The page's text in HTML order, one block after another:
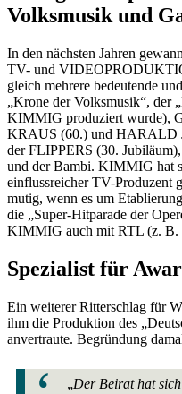
Volksmusik und
In den nächsten Jahren
TV- und
gleich mehrere bedeutende
„Krone der Volksmusik“, der
KIMMIG produziert wurde),
KRAUS (60.) und HARALD
der FLIPPERS (30.
und der Bambi. KIMMIG hat
einflussreicher TV-Produzent
mutig, wenn es um
die „Super-Hitparade der
KIMMIG auch mit RTL (z. B.
Spezialist für
Ein weiterer Ritterschlag für
ihm die Produktion des
anvertraute. Begründung
„Der Beirat hat